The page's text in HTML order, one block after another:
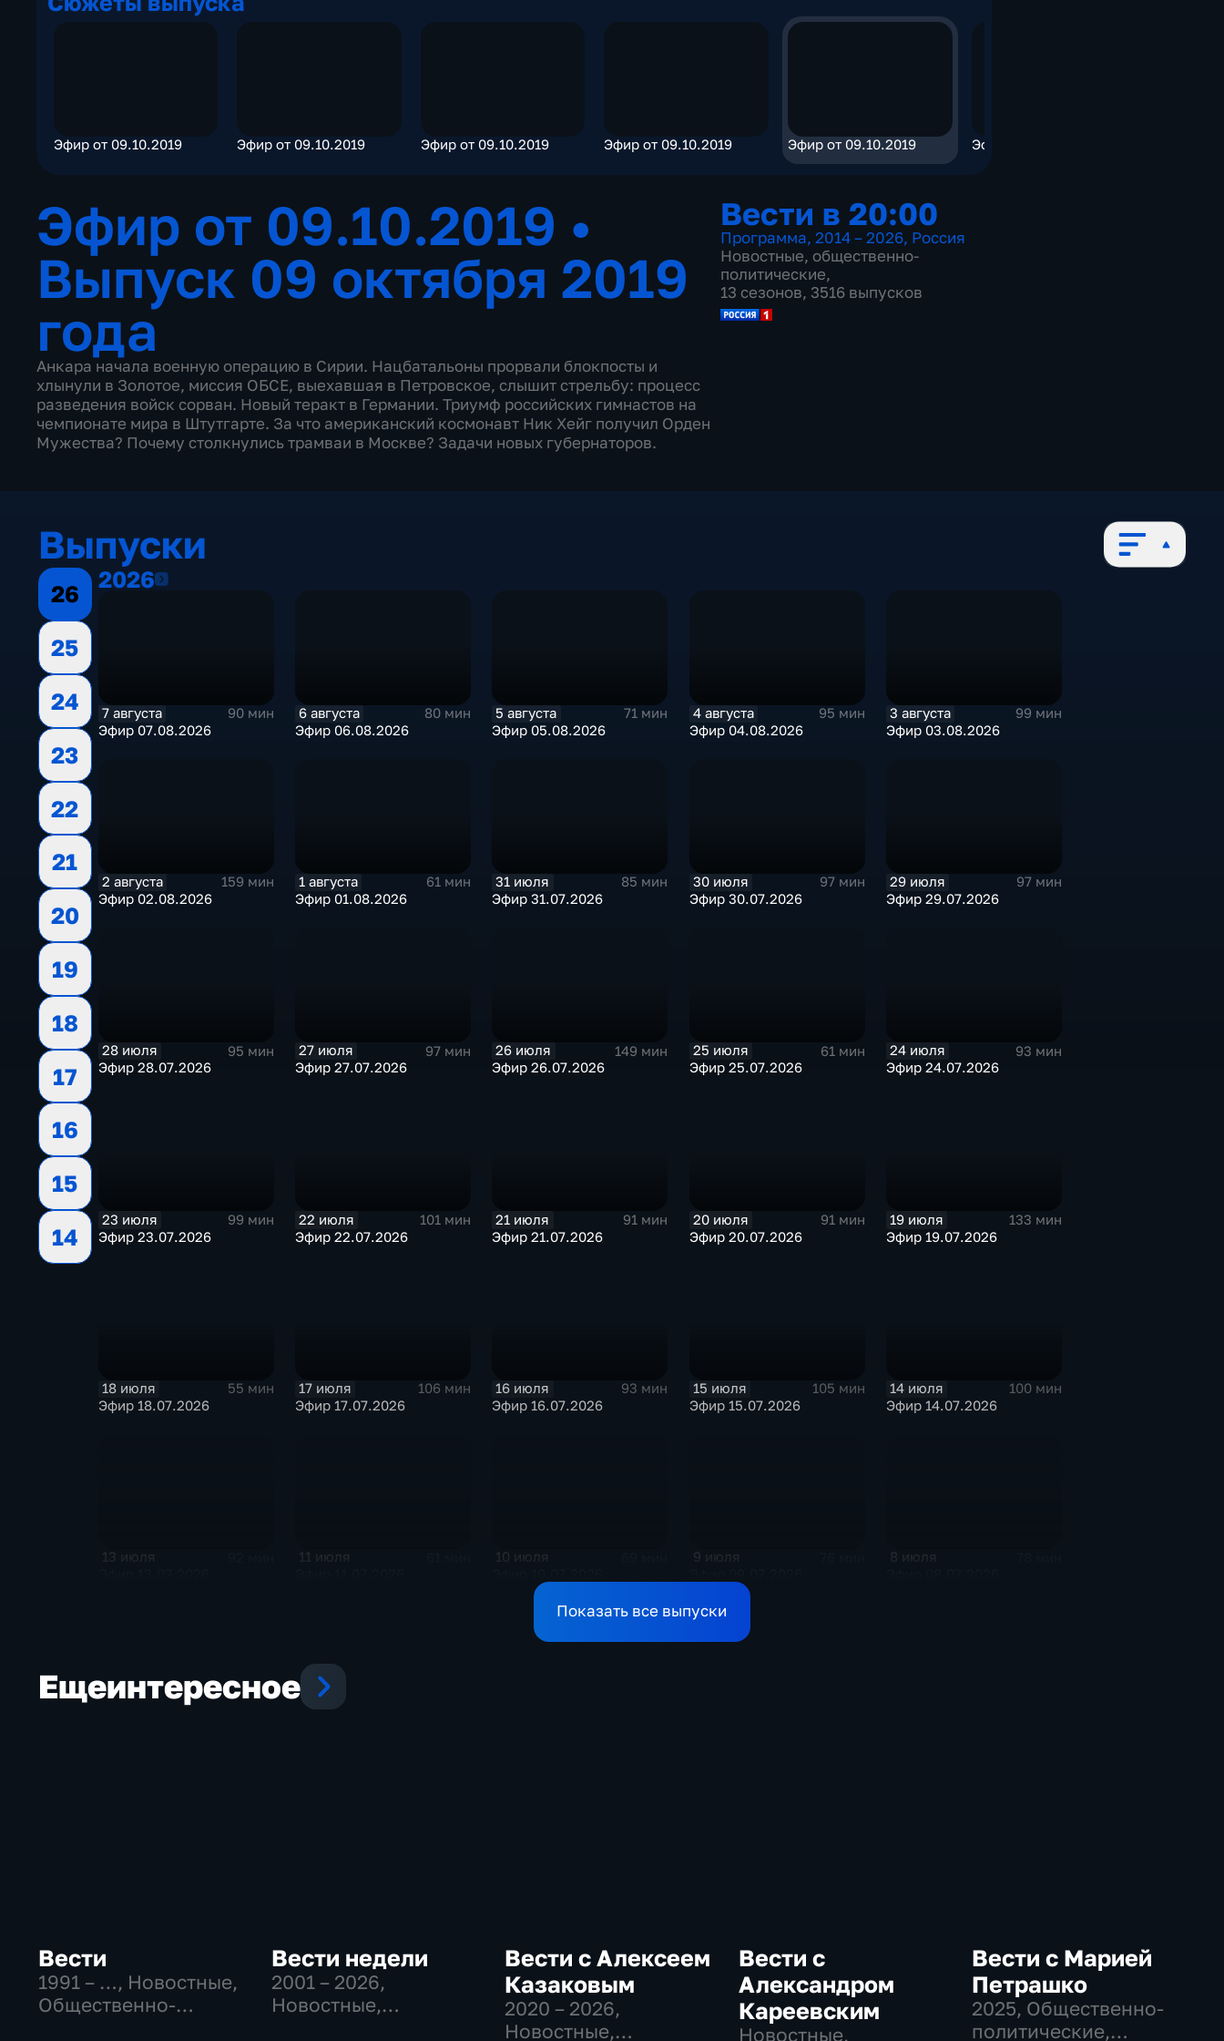
Эфир от 09.10.2019 Эфир от 09.10.2019 Эфир от 09.10.2019 Эфир от 09.10.2019 Эфир от 09.10.2019 Эфир от 09.10.2019
Эфир от 09.10.2019 •
Выпуск 09 октября 2019
года
Анкара начала военную операцию в Сирии. Нацбатальоны прорвали блокпосты и
хлынули в Золотое, миссия ОБСЕ, выехавшая в Петровское, слышит стрельбу: процесс
разведения войск сорван. Новый теракт в Германии. Триумф российских гимнастов на
чемпионате мира в Штутгарте. За что американский космонавт Ник Хейг получил Орден
Мужества? Почему столкнулись трамваи в Москве? Задачи новых губернаторов.
Вести в 20:00
Программа, 2014 – 2026, Россия
Новостные, общественно-
политические,
13 сезонов, 3516 выпусков
Выпуски
26
25
24
23
22
21
20
19
18
17
16
15
14
20262026
7 августа
90 мин
Эфир 07.08.2026
6 августа
80 мин
Эфир 06.08.2026
5 августа
71 мин
Эфир 05.08.2026
4 августа
95 мин
Эфир 04.08.2026
3 августа
99 мин
Эфир 03.08.2026
2 августа
159 мин
Эфир 02.08.2026
1 августа
61 мин
Эфир 01.08.2026
31 июля
85 мин
Эфир 31.07.2026
30 июля
97 мин
Эфир 30.07.2026
29 июля
97 мин
Эфир 29.07.2026
28 июля
95 мин
Эфир 28.07.2026
27 июля
97 мин
Эфир 27.07.2026
26 июля
149 мин
Эфир 26.07.2026
25 июля
61 мин
Эфир 25.07.2026
24 июля
93 мин
Эфир 24.07.2026
23 июля
99 мин
Эфир 23.07.2026
22 июля
101 мин
Эфир 22.07.2026
21 июля
91 мин
Эфир 21.07.2026
20 июля
91 мин
Эфир 20.07.2026
19 июля
133 мин
Эфир 19.07.2026
18 июля
55 мин
Эфир 18.07.2026
17 июля
106 мин
Эфир 17.07.2026
16 июля
93 мин
Эфир 16.07.2026
15 июля
105 мин
Эфир 15.07.2026
14 июля
100 мин
Эфир 14.07.2026
13 июля 11 июля 10 июля 9 июля 8 июля
Показать все выпуски
Ещеинтересное
Вести
1991 – …, Новостные,
Общественно-
Вести недели
2001 – 2026,
Новостные,
Вести с Алексеем
Казаковым
2020 – 2026,
Новостные,
Вести с
Александром
Кареевским
Новостные,
Вести с Марией
Петрашко
2025, Общественно-
политические,